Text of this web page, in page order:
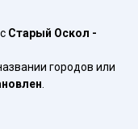
Старый Оскол -
городов или